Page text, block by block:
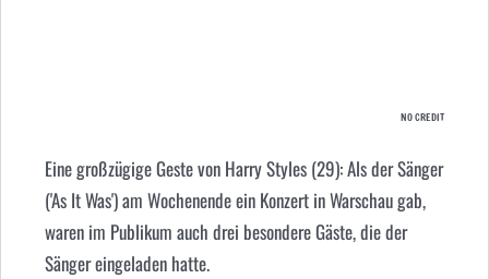
NO CREDIT
Eine großzügige Geste von Harry Styles (29): Als der Sänger
('As It Was') am Wochenende ein Konzert in Warschau gab,
waren im Publikum auch drei besondere Gäste, die der
Sänger eingeladen hatte.